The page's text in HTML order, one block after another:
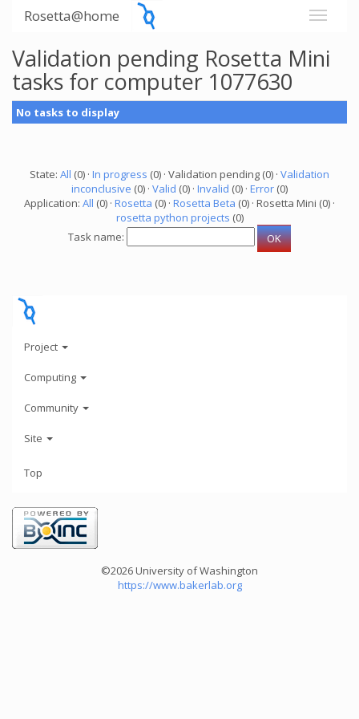
Rosetta@home
Validation pending Rosetta Mini
tasks for computer 1077630
No tasks to display
State: All (0) · In progress (0) · Validation pending (0) · Validation
inconclusive (0) · Valid (0) · Invalid (0) · Error (0)
Application: All (0) · Rosetta (0) · Rosetta Beta (0) · Rosetta Mini (0) ·
rosetta python projects (0)
Task name:
Project
Computing
Community
Site
Top
©2026 University of Washington
https://www.bakerlab.org